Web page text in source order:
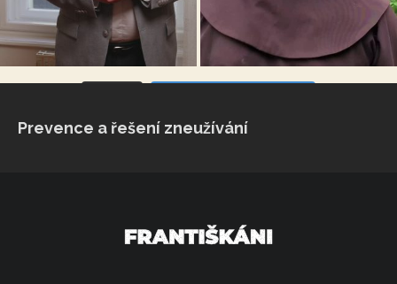
Prevence a řešení zneužívání